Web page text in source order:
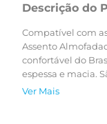
Descrição do
Compatível com
Assento
confortável do
espessa e macia.
dos vasos
Ver Mais